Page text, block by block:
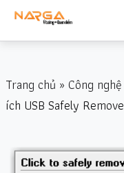
Trang chủ » Công nghệ
ích USB Safely Remove